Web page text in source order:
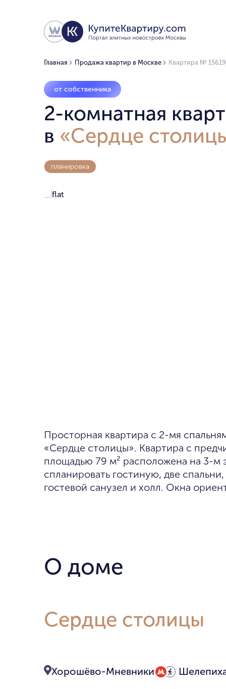
Главная Продажа квартир в Москве Квартира №
от собственника
2-комнатная
в «Сердце
планировка
Просторная квартира с 2-мя спальнями в комплексе бизнес-класса
«Сердце столицы». Квартира с
площадью 79 м² расположена на 3-м
спланировать гостиную, две
гостевой санузел и холл. Окна
О доме
Сердце столицы
Хорошёво-Мневники